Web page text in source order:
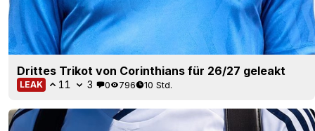
Drittes Trikot von Corinthians für 26/27 geleakt
LEAK 11 3 0 796 10 Std.